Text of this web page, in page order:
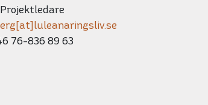
Projektledare
76-836 89 63